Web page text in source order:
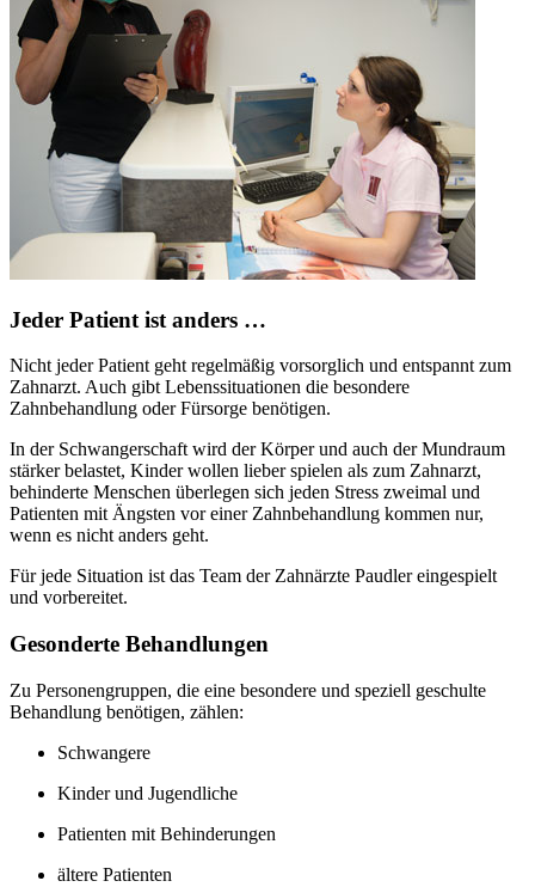
Jeder Patient ist anders …
Nicht jeder Patient geht regelmäßig vorsorglich und entspannt zum
Zahnarzt. Auch gibt Lebenssituationen die besondere
Zahnbehandlung oder Fürsorge benötigen.
In der Schwangerschaft wird der Körper und auch der Mundraum
stärker belastet, Kinder wollen lieber spielen als zum Zahnarzt,
behinderte Menschen überlegen sich jeden Stress zweimal und
Patienten mit Ängsten vor einer Zahnbehandlung kommen nur,
wenn es nicht anders geht.
Für jede Situation ist das Team der Zahnärzte Paudler eingespielt
und vorbereitet.
Gesonderte Behandlungen
Zu Personengruppen, die eine besondere und speziell geschulte
Behandlung benötigen, zählen:
Schwangere
Kinder und Jugendliche
Patienten mit Behinderungen
ältere Patienten